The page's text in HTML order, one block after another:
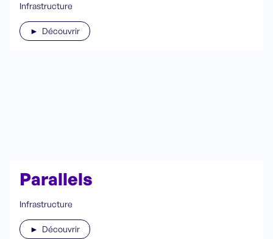
Infrastructure
► Découvrir
Parallels
Infrastructure
► Découvrir